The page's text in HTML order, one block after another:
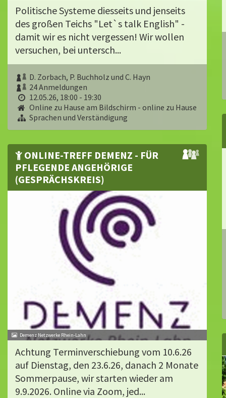
Politische Systeme diesseits und jenseits
des großen Teichs "Let`s talk English" -
damit wir es nicht vergessen! Wir wollen
versuchen, bei untersch...
D. Zorbach, P. Buchholz und C. Hayn
24 Anmeldungen
12.05.26, 18:00 - 19:30
Online zu Hause am Bildschirm - online zu Hause
Sprachen und Verständigung
ONLINE-TREFF DEMENZ - FÜR
PFLEGENDE ANGEHÖRIGE
(GESPRÄCHSKREIS)
Demenz Netzwerke Rhein-Lahn
Achtung Terminverschiebung vom 10.6.26
auf Dienstag, den 23.6.26, danach 2 Monate
Sommerpause, wir starten wieder am
9.9.2026. Online via Zoom, jed...